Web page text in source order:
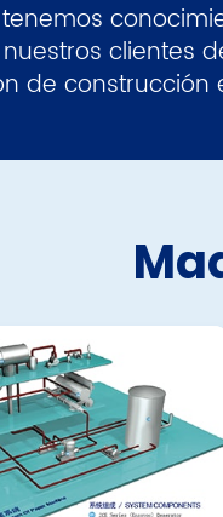
tenemos
clientes
de